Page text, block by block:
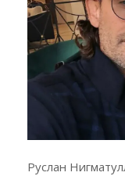
Руслан